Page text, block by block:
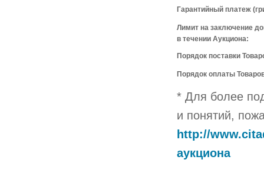
Гарантийный платеж
Лимит на заключение
в течении Аукциона:
Порядок поставки
Порядок оплаты
* Для более
и понятий,
http://
аукциона